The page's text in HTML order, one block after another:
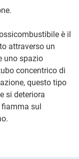
è il
attraverso un
uno spazio
concentrico di
questo tipo
si deteriora
sul